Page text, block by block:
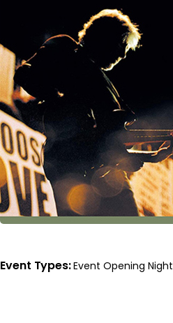
Event Types Event Opening Night